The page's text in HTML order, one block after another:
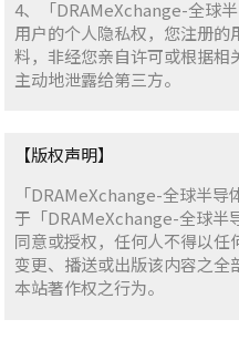
4、「DRAMeXchange-全球
用户的个人隐私权，您注册
料，非经您亲自许可或根据
主动地泄露给第三方。
【版权声明】
「DRAMeXchange-全球半
于「DRAMeXchange-全球半
同意或授权，任何人不得以任
变更、播送或出版该内容之全
本站著作权之行为。